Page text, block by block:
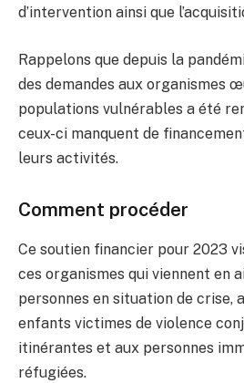
d’intervention ainsi que
Rappelons que depuis la
des demandes aux organismes
populations vulnérables a été
ceux-ci manquent de
leurs activités.
Comment procéder
Ce soutien financier pour 2023
ces organismes qui viennent en
personnes en situation de crise,
enfants victimes de violence
itinérantes et aux personnes
réfugiées.